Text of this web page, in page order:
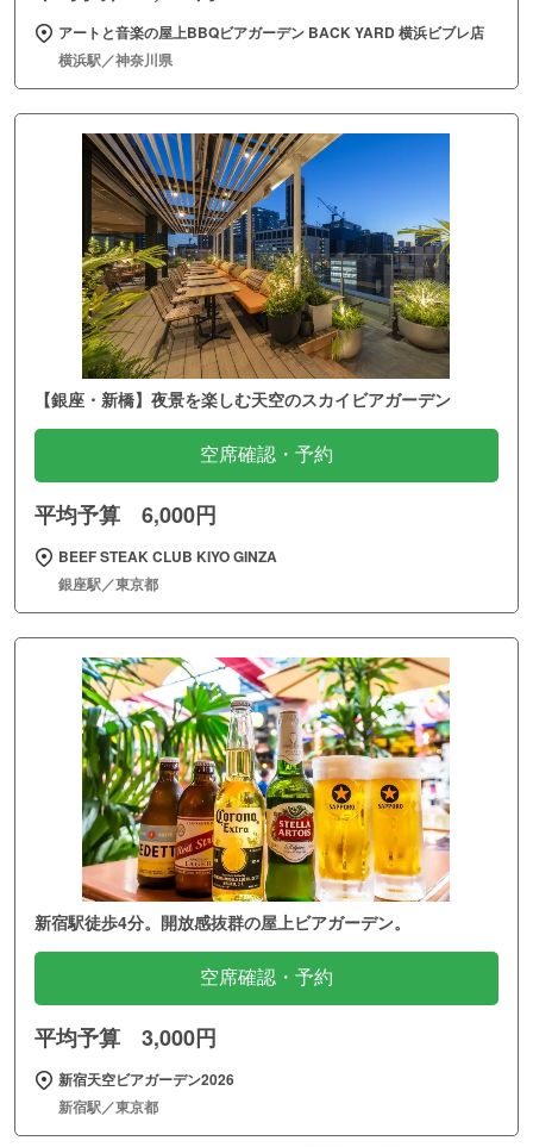
アートと音楽の屋上BBQビアガーデン BACK YARD 横浜ビブレ店
横浜駅／神奈川県
【銀座・新橋】夜景を楽しむ天空のスカイビアガーデン
空席確認・予約
平均予算 6,000円
BEEF STEAK CLUB KIYO GINZA
銀座駅／東京都
新宿駅徒歩4分。開放感抜群の屋上ビアガーデン。
空席確認・予約
平均予算 3,000円
新宿天空ビアガーデン2026
新宿駅／東京都